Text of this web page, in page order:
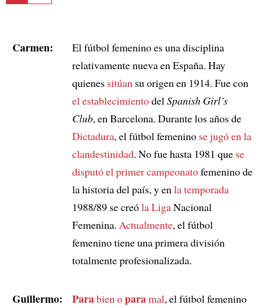
Carmen:
El fútbol femenino es una disciplina
relativamente nueva en España. Hay
quienes sitúan su origen en 1914. Fue con
el establecimientodel Spanish Girl’s
Club, en Barcelona. Durante los años de
Dictadura, el fútbol femenino se jugó en la
clandestinidad. No fue hasta 1981 que se
disputó el primer campeonatofemenino de
la historia del país, y en la temporada
1988/89 se creóla LigaNacional
Femenina. Actualmente, el fútbol
femenino tiene una primera división
totalmente profesionalizada.
Guillermo: Parabien oparamal, el fútbol femenino